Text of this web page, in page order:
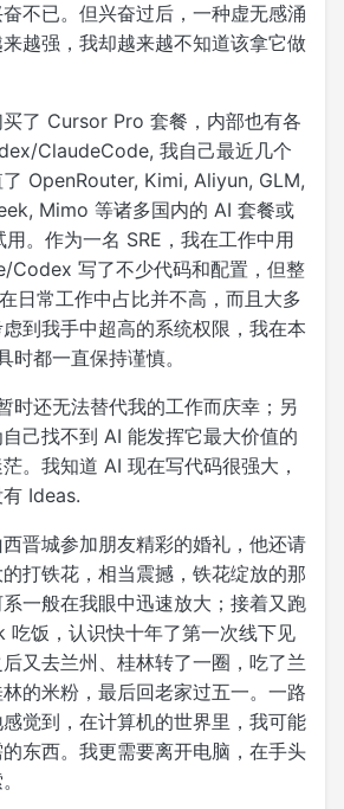
不已。但兴奋过后，一种虚无感涌
越强，我却越来越不知道该拿它做
了 Cursor Pro 套餐，内部也有各
ClaudeCode, 我自己最近几个
了 OpenRouter, Kimi, Aliyun, GLM,
Mimo 等诸多国内的 AI 套餐或
。作为一名 SRE，我在工作中用
Codex 写了不少代码和配置，但整
日常工作中占比并不高，而且大多
到我手中超高的系统权限，我在本
时都一直保持谨慎。
时还无法替代我的工作而庆幸；另
己找不到 AI 能发挥它最大价值的
。我知道 AI 现在写代码很强大，
Ideas.
晋城参加朋友精彩的婚礼，他还请
打铁花，相当震撼，铁花绽放的那
一般在我眼中迅速放大；接着又跑
吃饭，认识快十年了第一次线下见
又去兰州、桂林转了一圈，吃了兰
的米粉，最后回老家过五一。一路
觉到，在计算机的世界里，我可能
东西。我更需要离开电脑，在手头